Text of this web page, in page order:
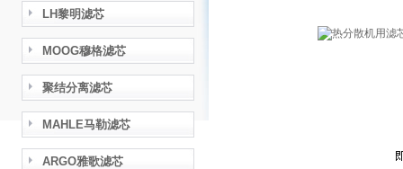
LH黎明滤芯
MOOG穆格滤芯
聚结分离滤芯
MAHLE马勒滤芯
ARGO雅歌滤芯